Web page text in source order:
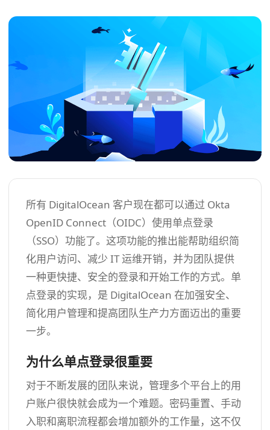
所有 DigitalOcean 客户现在都可以通过 Okta
OpenID Connect（OIDC）使用单点登录
（SSO）功能了。这项功能的推出能帮助组织简
化用户访问、减少 IT 运维开销，并为团队提供
一种更快捷、安全的登录和开始工作的方式。单
点登录的实现，是 DigitalOcean 在加强安全、
简化用户管理和提高团队生产力方面迈出的重要
一步。
为什么单点登录很重要
对于不断发展的团队来说，管理多个平台上的用
户账户很快就会成为一个难题。密码重置、手动
入职和离职流程都会增加额外的工作量，这不仅